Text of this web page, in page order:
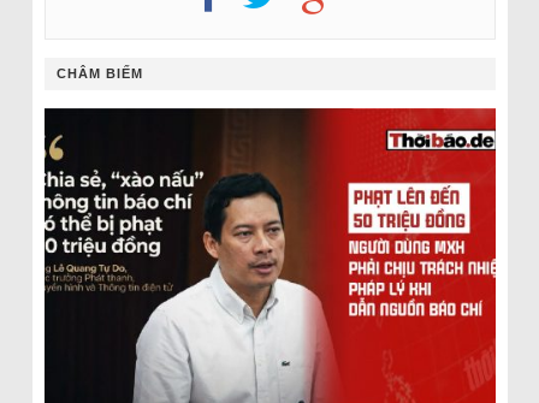
CHÂM BIẾM